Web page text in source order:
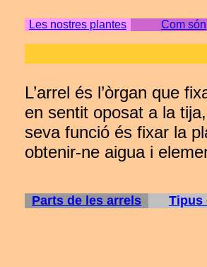
Les nostres plantes Com són
L’arrel és l’òrgan que
en sentit oposat a la
seva funció és fixar la
obtenir-ne aigua i
Parts de les arrels Tipus